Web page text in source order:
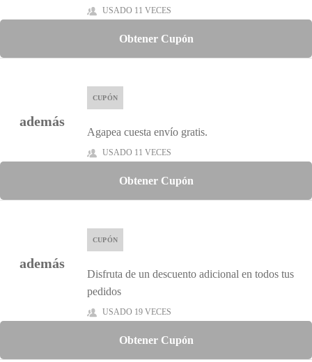
USADO 11 VECES
Obtener Cupón
además
CUPÓN
Agapea cuesta envío gratis.
USADO 11 VECES
Obtener Cupón
además
CUPÓN
Disfruta de un descuento adicional en todos tus
pedidos
USADO 19 VECES
Obtener Cupón